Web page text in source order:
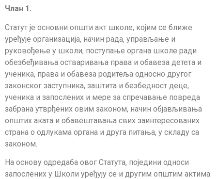
Члан 1.
Статут је основни општи акт школе, којим се ближе
уређује организација, начин рада, управљање и
руковођење у школи, поступање органа школе ради
обезбеђивања остваривања права и обавеза детета и
ученика, права и обавеза родитеља односно другог
законског заступника, заштита и безбедност деце,
ученика и запослених и мере за спречавање повреда
забрана утврђених овим законом, начин објављивања
општих аката и обавештавања свих заинтересованих
страна о одлукама органа и друга питања, у складу са
законом.
На основу одредаба овог Статута, поједини односи
запослених у Школи уређују се и другим општим актима